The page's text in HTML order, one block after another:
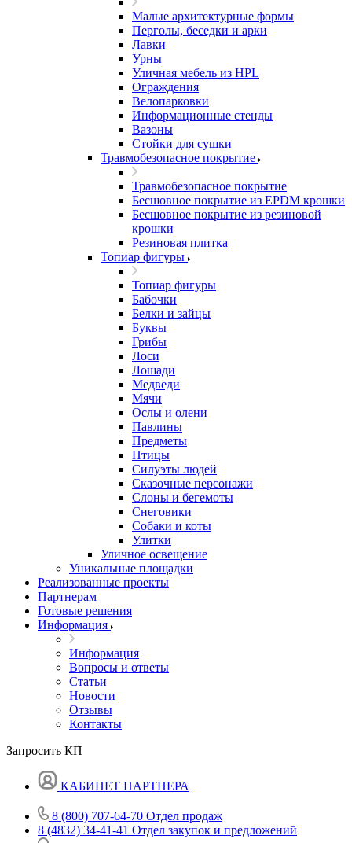
Малые архитектурные формы
Перголы, беседки и арки
Лавки
Урны
Уличная мебель из HPL
Ограждения
Велопарковки
Информационные стенды
Вазоны
Стойки для сушки
Травмобезопасное покрытие
Травмобезопасное покрытие
Бесшовное покрытие из EPDM крошки
Бесшовное покрытие из резиновой
крошки
Резиновая плитка
Топиар фигуры
Топиар фигуры
Бабочки
Белки и зайцы
Буквы
Грибы
Лоси
Лошади
Медведи
Мячи
Ослы и олени
Павлины
Предметы
Птицы
Силуэты людей
Сказочные персонажи
Слоны и бегемоты
Снеговики
Собаки и коты
Улитки
Уличное освещение
Уникальные площадки
Реализованные проекты
Партнерам
Готовые решения
Информация
Информация
Вопросы и ответы
Статьи
Новости
Отзывы
Контакты
Запросить КП
КАБИНЕТ ПАРТНЕРА
8 (800) 707-64-70 Отдел продаж
8 (4832) 34-41-41 Отдел закупок и предложений